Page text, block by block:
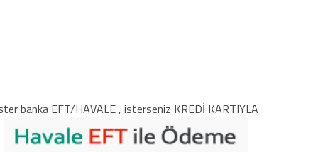
banka EFT/HAVALE , isterseniz KREDİ KARTIYLA